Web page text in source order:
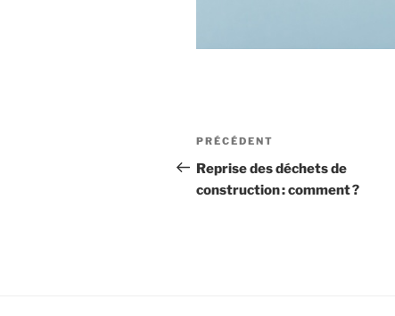
Navigation
de
l’article
Article
précédent
PRÉCÉDENT
Reprise des déchets de
construction : comment ?